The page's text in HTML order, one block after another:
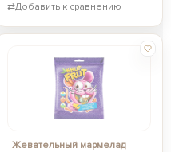
⇄Добавить к сравнению
Жевательный мармелад